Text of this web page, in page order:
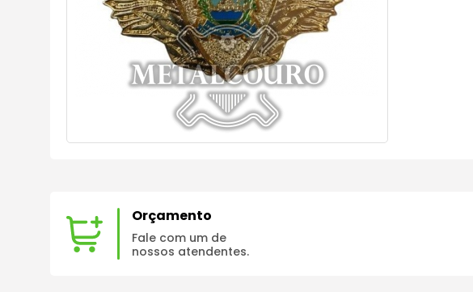
Orçamento
Fale com um de
nossos atendentes.